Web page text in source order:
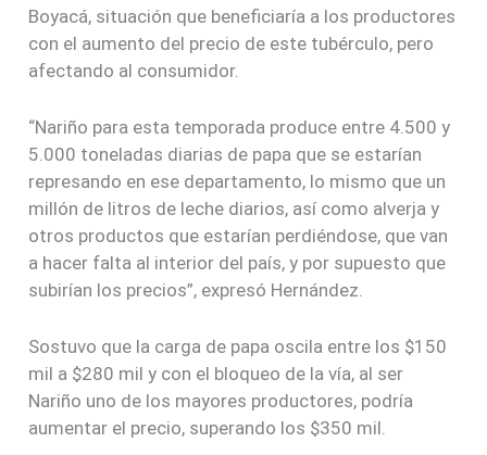
Boyacá, situación que beneficiaría a los productores
con el aumento del precio de este tubérculo, pero
afectando al consumidor.
“Nariño para esta temporada produce entre 4.500 y
5.000 toneladas diarias de papa que se estarían
represando en ese departamento, lo mismo que un
millón de litros de leche diarios, así como alverja y
otros productos que estarían perdiéndose, que van
a hacer falta al interior del país, y por supuesto que
subirían los precios”, expresó Hernández.
Sostuvo que la carga de papa oscila entre los $150
mil a $280 mil y con el bloqueo de la vía, al ser
Nariño uno de los mayores productores, podría
aumentar el precio, superando los $350 mil.